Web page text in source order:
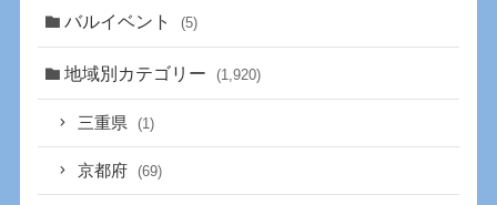
バルイベント (5)
地域別カテゴリー (1,920)
三重県 (1)
京都府 (69)